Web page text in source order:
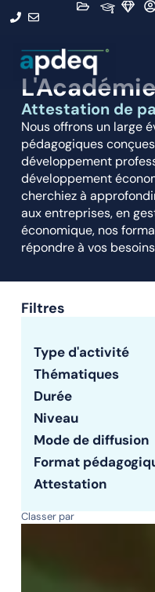
Attestation de
Nous offrons un large
pédagogiques
développement
développement
cherchiez à
aux entreprises, en
économique, nos
répondre à vos
Filtres
Type d'activité
Thématiques
Durée
Niveau
Mode de diffusion
Format
Attestation
Classer par